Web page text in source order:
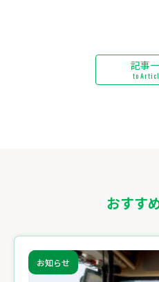
記事
to
おすす
お知らせ